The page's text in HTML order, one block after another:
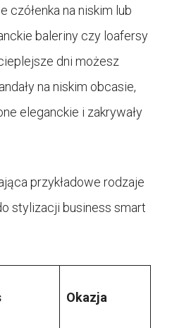
czółenka na niskim lub
baleriny czy loafersy
dni możesz
na niskim obcasie,
eleganckie i zakrywały
przykładowe rodzaje
stylizacji business smart
Okazja